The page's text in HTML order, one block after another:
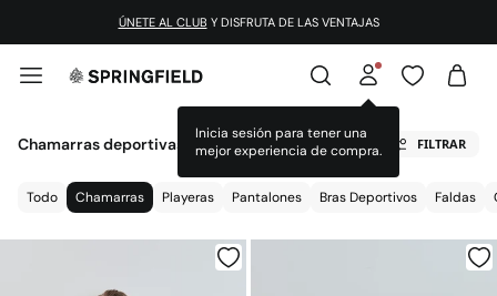
ÚNETE AL CLUB Y DISFRUTA DE LAS VENTAJAS
Inicia sesión para tener una
mejor experiencia de compra.
Chamarras deportivas de mujer FILTRAR
Todo Chamarras Playeras Pantalones Bras Deportivos Faldas